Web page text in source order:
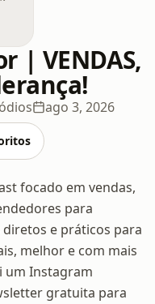
| VENDAS,
ago 3, 2026
focado em vendas,
para
e práticos para
melhor e com mais
um Instagram
gratuita para